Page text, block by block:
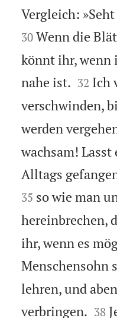
Vergleich:
30 Wenn die
könnt ihr, wenn
nahe ist.
32 Ich
verschwinden,
werden
wachsam!
Alltags
35 so wie man
hereinbrechen,
ihr, wenn es
Menschensohn
lehren, und
verbringen.
38